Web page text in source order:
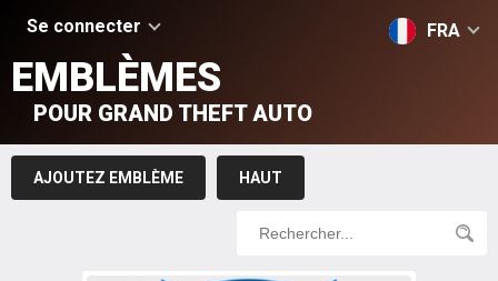
Se connecter FRA
EMBLÈMES
POUR GRAND THEFT AUTO
AJOUTEZ EMBLÈME HAUT